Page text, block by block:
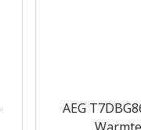
AEG